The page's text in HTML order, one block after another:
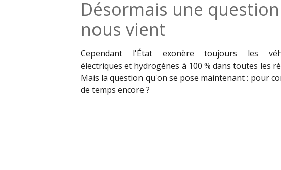
Désormais une question
nous vient
Cependant l'État exonère toujours les
électriques et hydrogènes à 100 % dans toutes les
Mais la question qu'on se pose maintenant : pour
de temps encore ?